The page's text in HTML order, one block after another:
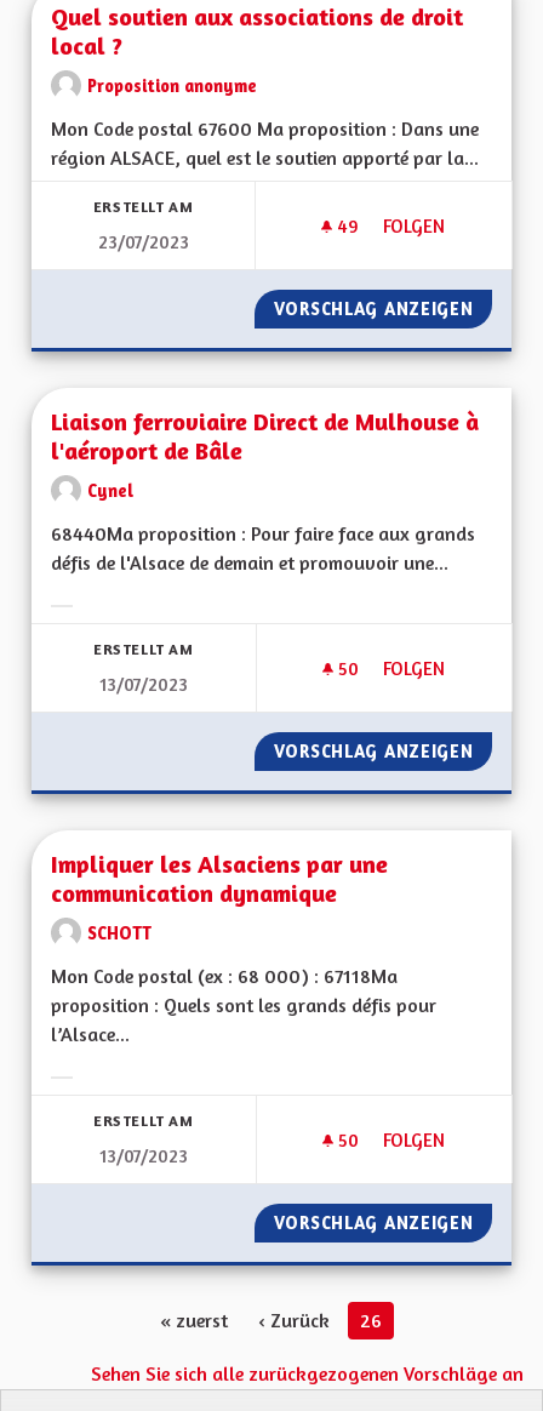
Quel soutien aux associations de droit
local ?
Proposition anonyme
Mon Code postal 67600 Ma proposition : Dans une
région ALSACE, quel est le soutien apporté par la...
ERSTELLT AM
23/07/2023
49 49 FOLLOWER
FOLGEN
QUEL SOUTIEN
VORSCHLAG ANZEIGEN QUEL
Liaison ferroviaire Direct de Mulhouse à
l'aéroport de Bâle
Cynel
68440Ma proposition : Pour faire face aux grands
défis de l'Alsace de demain et promouvoir une...
ERSTELLT AM
13/07/2023
50 50 FOLLOWER
FOLGEN
LIAISON
VORSCHLAG ANZEIGEN
Impliquer les Alsaciens par une
communication dynamique
SCHOTT
Mon Code postal (ex : 68 000) : 67118Ma
proposition : Quels sont les grands défis pour
l’Alsace...
ERSTELLT AM
13/07/2023
50 50 FOLLOWER
FOLGEN
IMPLIQUER LES
VORSCHLAG ANZEIGEN
« zuerst ‹ Zurück 26
Sehen Sie sich alle zurückgezogenen Vorschläge an